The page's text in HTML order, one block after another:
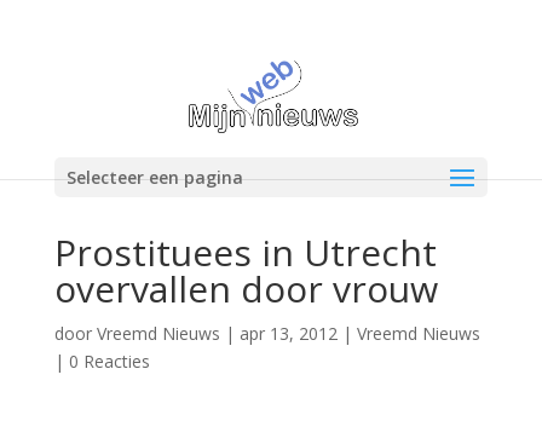
Selecteer een pagina
Prostituees in Utrecht
overvallen door vrouw
door Vreemd Nieuws | apr 13, 2012| Vreemd Nieuws
| 0 Reacties